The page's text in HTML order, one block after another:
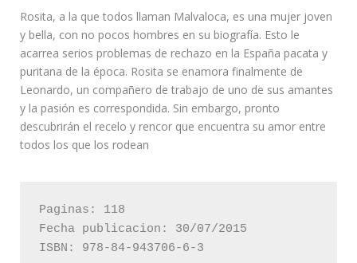
Rosita, a la que todos llaman Malvaloca, es una mujer joven
y bella, con no pocos hombres en su biografía. Esto le
acarrea serios problemas de rechazo en la España pacata y
puritana de la época. Rosita se enamora finalmente de
Leonardo, un compañero de trabajo de uno de sus amantes
y la pasión es correspondida. Sin embargo, pronto
descubrirán el recelo y rencor que encuentra su amor entre
todos los que los rodean
Paginas: 118
Fecha publicacion: 30/07/2015
ISBN: 978-84-943706-6-3